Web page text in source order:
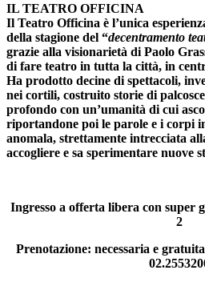
IL TEATRO OFFICINA
Il Teatro Officina è l’unica
della stagione del “decentramento
grazie alla visionarietà di Paolo
di fare teatro in tutta la città, in
Ha prodotto decine di spettacoli,
nei cortili, costruito storie di
profondo con un’umanità di cui
riportandone poi le parole e i corpi
anomala, strettamente intrecciata
accogliere e sa sperimentare nuove
Ingresso a offerta libera con super
2
Prenotazione: necessaria e